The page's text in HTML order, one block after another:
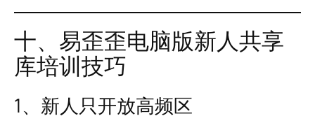
十、易歪歪电脑版新人共享
库培训技巧
1、新人只开放高频区